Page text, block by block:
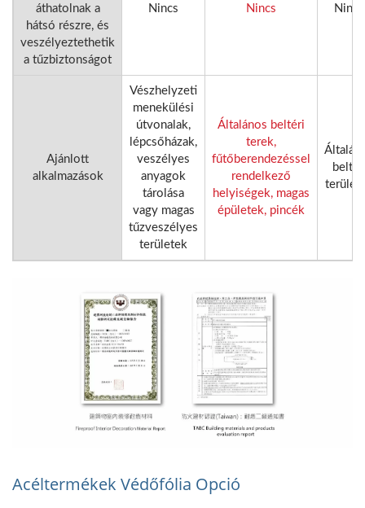
áthatolnak a
hátsó részre, és
veszélyeztethetik
a tűzbiztonságot
Nincs Nincs Nincs
Ajánlott
alkalmazások
Vészhelyzeti
menekülési
útvonalak,
lépcsőházak,
veszélyes
anyagok
tárolása
vagy magas
tűzveszélyes
területek
Általános beltéri
terek,
fűtőberendezéssel
rendelkező
helyiségek, magas
épületek, pincék
Acéltermékek Védőfólia Opció